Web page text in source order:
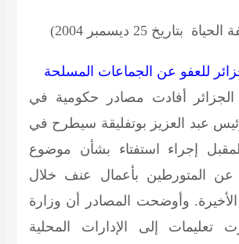
25 ديسمبر 2004)
للعفو عن الجماعات المسلحة
الجزائر أفادت مصادر حكومية في
عبد العزيز بوتفليقة سيطرح في
إجراء استفتاء بشأن موضوع
عن المتورطين بأعمال عنف خلال
الأخيرة. وأوضحت المصادر أن وزارة
تعليمات إلى الإدارات المحلية